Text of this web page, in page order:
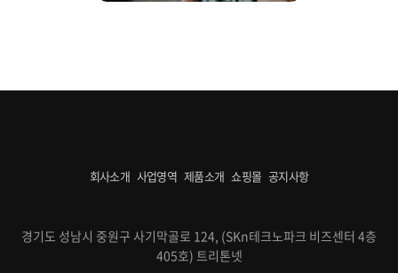
회사소개 사업영역 제품소개 쇼핑몰 공지사항
경기도 성남시 중원구 사기막골로 124, (SKn테크노파크 비즈센터 4층
405호) 트리톤넷